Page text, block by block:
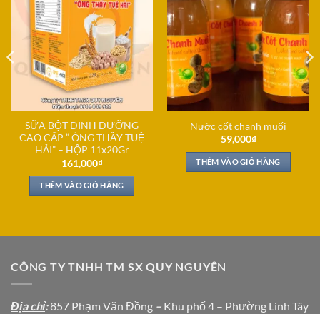
SỮA BỘT DINH DƯỠNG
CAO CẤP ” ÔNG THẦY TUỆ
HẢI” – HỘP 11x20Gr
161,000₫
THÊM VÀO GIỎ HÀNG
Nước cốt chanh muối
59,000₫
THÊM VÀO GIỎ HÀNG
CÔNG TY TNHH TM SX QUY NGUYÊN
Địa chỉ:857 Phạm Văn Đồng – Khu phố 4 – Phường Linh Tây